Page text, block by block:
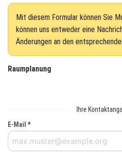
Mit diesem Formular können Sie
können uns entweder eine
Änderungen an den
Raumplanung
Ihre
E-Mail *